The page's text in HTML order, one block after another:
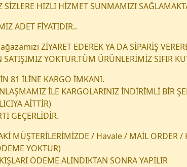
SİZLERE HIZLI HİZMET SUNMAMIZI
ADET FİYATIDIR..
ZİYARET EDEREK YA DA SİPARİŞ
SATIŞIMIZ YOKTUR.TÜM ÜRÜNLERİMİZ SIFIR
81 İLİNE KARGO İMKANI.
İLE KARGOLARINIZ İNDİRİMLİ BİR
AİTTİR)
GEÇERLİDİR.
MÜŞTERİLERİMİZDE / Havale / MAİL ORDER /
YOKTUR)
ÖDEME ALINDIKTAN SONRA YAPILIR